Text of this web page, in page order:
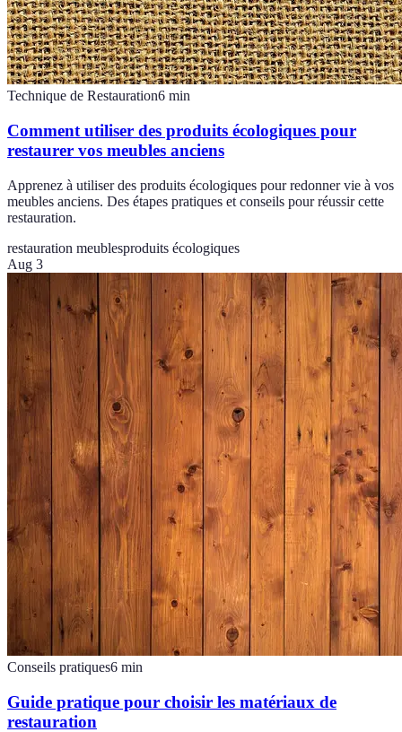
Technique de Restauration6 min
Comment utiliser des produits écologiques pour
restaurer vos meubles anciens
Apprenez à utiliser des produits écologiques pour redonner vie à vos
meubles anciens. Des étapes pratiques et conseils pour réussir cette
restauration.
restauration meublesproduits écologiques
Aug 3
Conseils pratiques6 min
Guide pratique pour choisir les matériaux de
restauration